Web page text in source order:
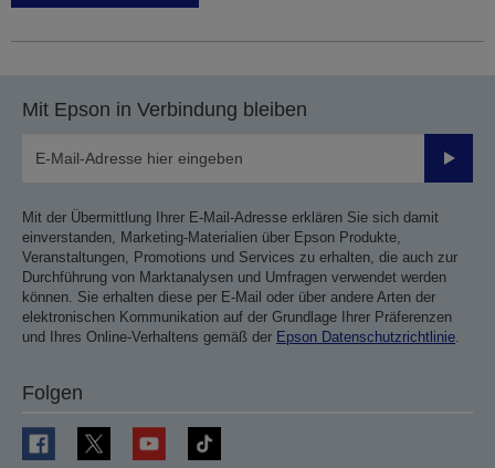
Mit Epson in Verbindung bleiben
Mit der Übermittlung Ihrer E-Mail-Adresse erklären Sie sich damit
einverstanden, Marketing-Materialien über Epson Produkte,
Veranstaltungen, Promotions und Services zu erhalten, die auch zur
Durchführung von Marktanalysen und Umfragen verwendet werden
können. Sie erhalten diese per E-Mail oder über andere Arten der
elektronischen Kommunikation auf der Grundlage Ihrer Präferenzen
und Ihres Online-Verhaltens gemäß der Epson Datenschutzrichtlinie.
Folgen